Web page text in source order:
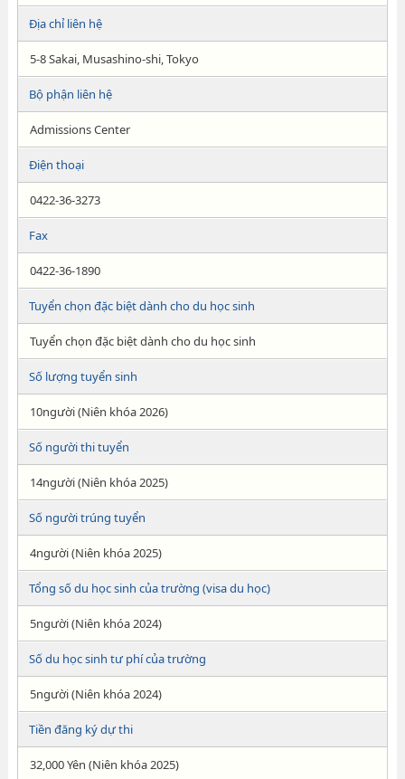
Địa chỉ liên hệ
5-8 Sakai, Musashino-shi, Tokyo
Bộ phận liên hệ
Admissions Center
Điện thoại
0422-36-3273
Fax
0422-36-1890
Tuyển chọn đặc biệt dành cho du học sinh
Tuyển chọn đặc biệt dành cho du học sinh
Số lượng tuyển sinh
10người (Niên khóa 2026)
Số người thi tuyển
14người (Niên khóa 2025)
Số người trúng tuyển
4người (Niên khóa 2025)
Tổng số du học sinh của trường (visa du học)
5người (Niên khóa 2024)
Số du học sinh tư phí của trường
5người (Niên khóa 2024)
Tiền đăng ký dự thi
32,000 Yên (Niên khóa 2025)